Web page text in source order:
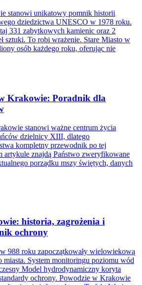
stanowi unikatowy pomnik historii
dziedzictwa UNESCO w 1978 roku.
331 zabytkowych kamienic oraz 2
sztuki. To robi wrażenie. Stare Miasto w
osób każdego roku, oferując nie
Krakowie: Poradnik dla
stanowi ważne centrum życia
dzielnicy XIII, dlatego
kompletny przewodnik po tej
artykule znajdą Państwo zweryfikowane
porządku mszy świętych, danych
historia, zagrożenia i
ochrony
988 roku zapoczątkowały wielowiekową
miasta. System monitoringu poziomu wód
Model hydrodynamiczny koryta
ochrony. Powodzie w Krakowie